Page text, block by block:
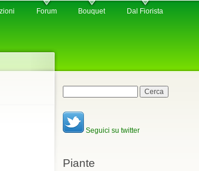
Forum Bouquet Dal Fiorista
Maschera di ricerca
Seguici su twitter
Piante